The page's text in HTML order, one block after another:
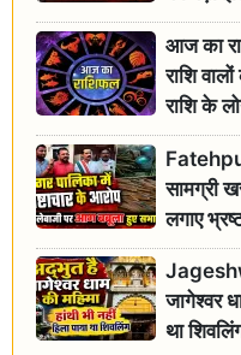
आज का
राशि
राशि के
सामग्री
लगाए
जागेश्वर
था